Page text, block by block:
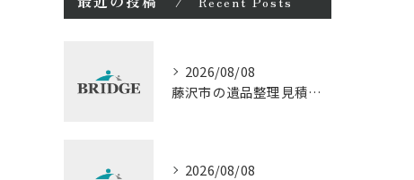
2026/08/08
藤沢市の遺品整理見積もりと相談の流れ
2026/08/08